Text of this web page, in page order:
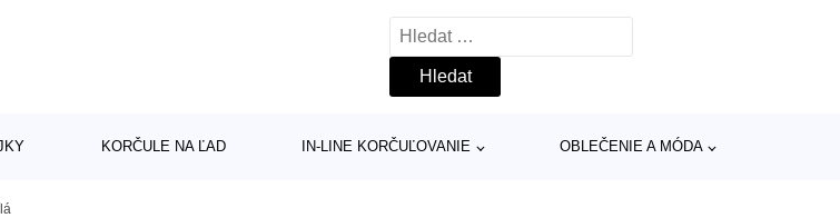
Vyhledávání
KORČULE NA ĽAD IN-LINE KORČUĽOVANIE OBLEČENIE A MÓDA